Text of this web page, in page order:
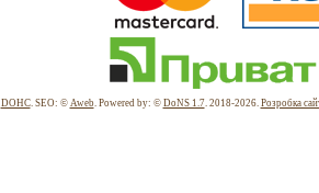
DOHC. SEO: © Aweb. Powered by: © DoNS 1.7. 2018-2026. Розробка